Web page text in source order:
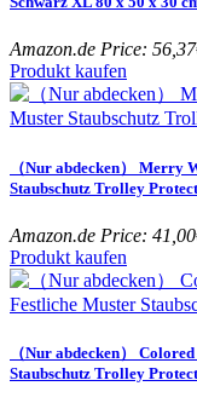
Amazon.de Price: 56,37
Produkt kaufen
（Nur abdecken） Merry
Staubschutz Trolley
Amazon.de Price: 41,00
Produkt kaufen
（Nur abdecken）
Staubschutz Trolley